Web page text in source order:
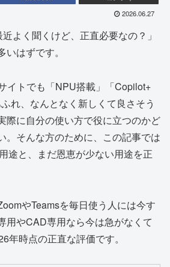
2026.06.27
よく聞くけど、正直必要なの？」
はずです。
イトでも「NPU搭載」「Copilot+
れ、なんとなく新しくて良さそう
際に自分の使い方で役に立つのかど
。そんな方のために、この記事では
途と、まだ恩恵が少ない用途を正
やTeamsを毎日使う人には今す
用やCAD専用なら今は急がなくて
年時点の正直な評価です。